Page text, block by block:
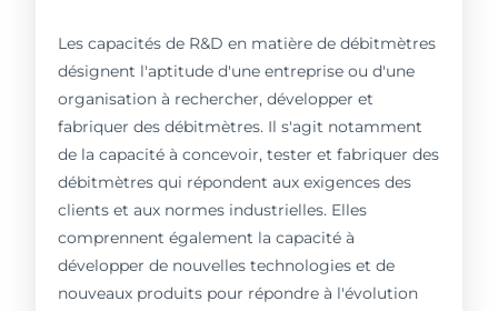
Les capacités de R&D en matière de débitmètres
désignent l'aptitude d'une entreprise ou d'une
organisation à rechercher, développer et
fabriquer des débitmètres. Il s'agit notamment
de la capacité à concevoir, tester et fabriquer des
débitmètres qui répondent aux exigences des
clients et aux normes industrielles. Elles
comprennent également la capacité à
développer de nouvelles technologies et de
nouveaux produits pour répondre à l'évolution